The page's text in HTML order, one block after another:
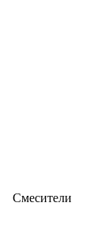
Смесители